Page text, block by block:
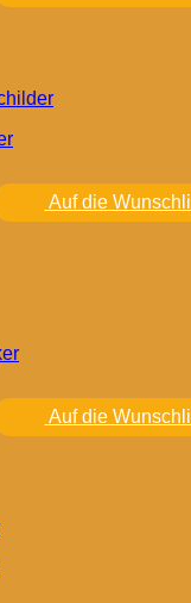
Auf die
Auf die